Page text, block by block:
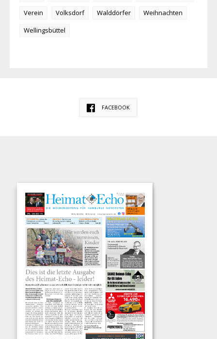
Verein
Volksdorf Walddörfer
Weihnachten
Wellingsbüttel
FACEBOOK